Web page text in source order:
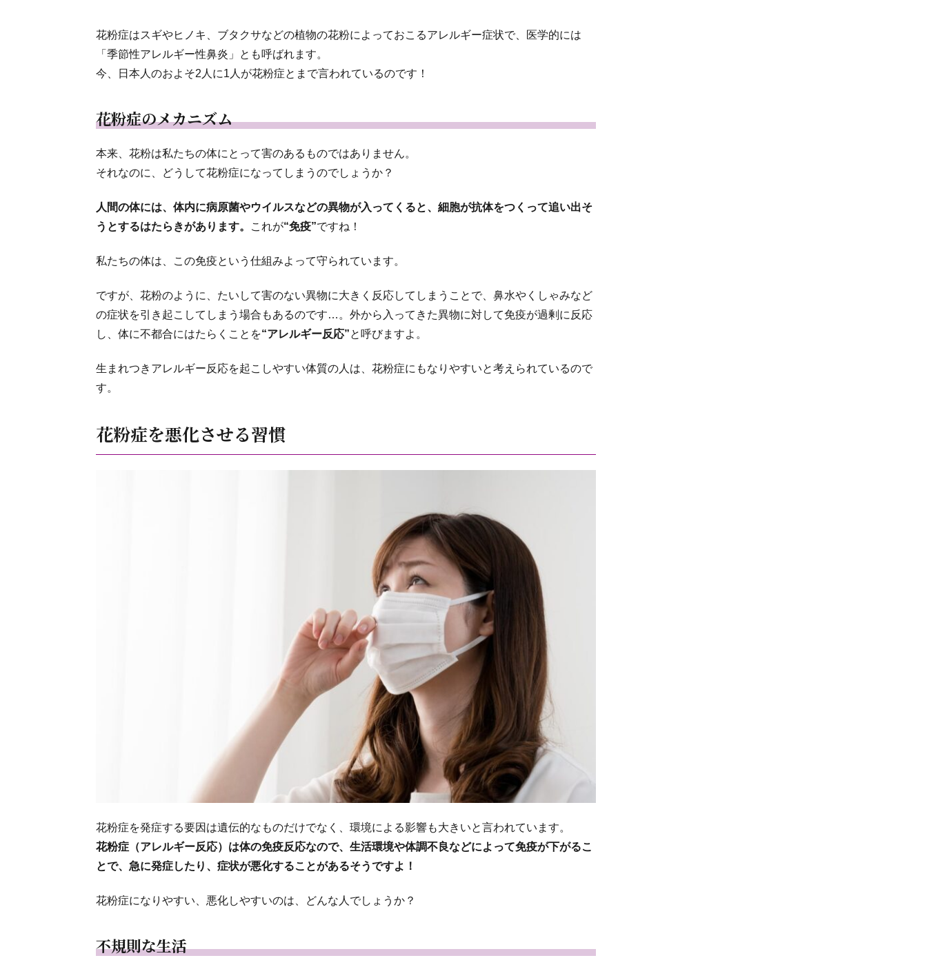
花粉症はスギやヒノキ、ブタクサなどの植物の花粉によっておこるアレルギー症状で、医学的には
「季節性アレルギー性鼻炎」とも呼ばれます。
今、日本人のおよそ2人に1人が花粉症とまで言われているのです！
花粉症のメカニズム
本来、花粉は私たちの体にとって害のあるものではありません。
それなのに、どうして花粉症になってしまうのでしょうか？
人間の体には、体内に病原菌やウイルスなどの異物が入ってくると、細胞が抗体をつくって追い出そ
うとするはたらきがあります。
これが“免疫”ですね！
私たちの体は、この免疫という仕組みよって守られています。
ですが、花粉のように、たいして害のない異物に大きく反応してしまうことで、鼻水やくしゃみなど
の症状を引き起こしてしまう場合もあるのです…。外から入ってきた異物に対して免疫が過剰に反応
し、体に不都合にはたらくことを“アレルギー反応”と呼びますよ。
生まれつきアレルギー反応を起こしやすい体質の人は、花粉症にもなりやすいと考えられているので
す。
花粉症を悪化させる習慣
花粉症を発症する要因は遺伝的なものだけでなく、環境による影響も大きいと言われています。
花粉症（アレルギー反応）は体の免疫反応なので、生活環境や体調不良などによって免疫が下がるこ
とで、急に発症したり、症状が悪化することがあるそうですよ！
花粉症になりやすい、悪化しやすいのは、どんな人でしょうか？
不規則な生活